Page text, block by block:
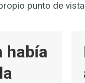
punto de
había